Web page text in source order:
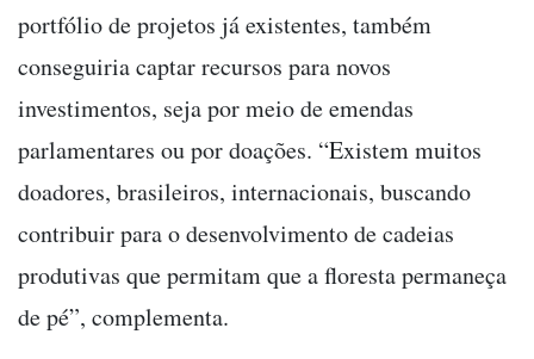
portfólio de projetos já existentes, também
conseguiria captar recursos para novos
investimentos, seja por meio de emendas
parlamentares ou por doações. “Existem muitos
doadores, brasileiros, internacionais, buscando
contribuir para o desenvolvimento de cadeias
produtivas que permitam que a floresta permaneça
de pé”, complementa.